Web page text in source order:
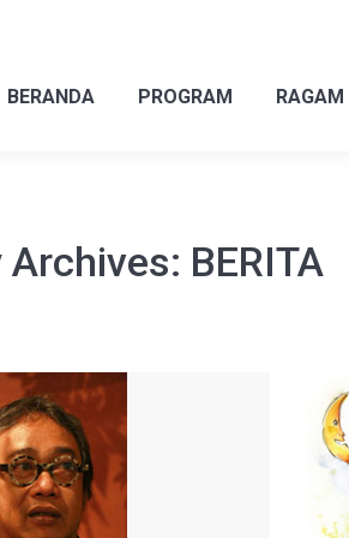
BERANDA PROGRAM RAGAM
Archives: BERITA